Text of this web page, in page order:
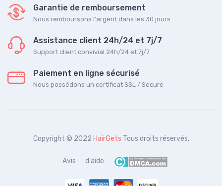
Garantie de remboursement
Nous remboursons l'argent dans les 30 jours
Assistance client 24h/24 et 7j/7
Support client convivial 24h/24 et 7j/7
Paiement en ligne sécurisé
Nous possédons un certificat SSL / Secure
Copyright © 2022 HairGets Tous droits réservés.
Avis d'aide